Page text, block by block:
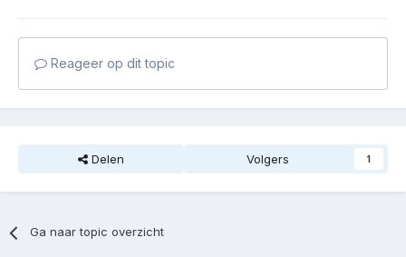
Reageer op dit topic
Delen Volgers 1
Ga naar topic overzicht